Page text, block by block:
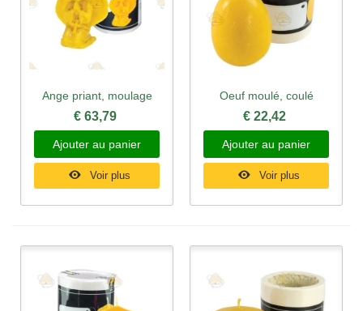
Ange priant, moulage
€ 63,79
Ajouter au panier
Voir plus
Oeuf moulé, coulé
€ 22,42
Ajouter au panier
Voir plus